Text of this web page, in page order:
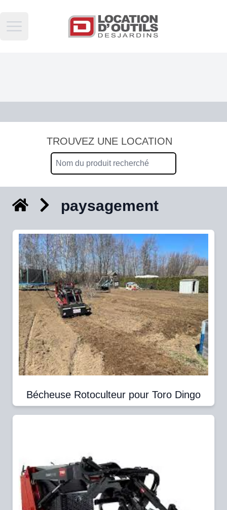
Open main menu
TROUVEZ UNE LOCATION
paysagement
Bécheuse Rotoculteur pour Toro Dingo